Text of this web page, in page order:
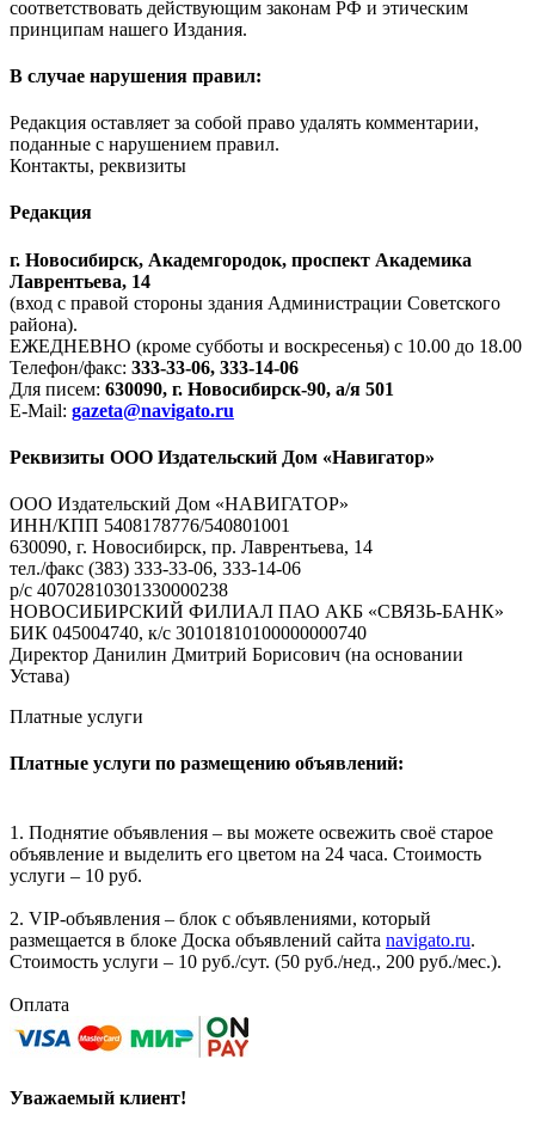
соответствовать действующим законам РФ и этическим
принципам нашего Издания.
В случае нарушения правил:
Редакция оставляет за собой право удалять комментарии,
поданные с нарушением правил.
Контакты, реквизиты
Редакция
г. Новосибирск, Академгородок, проспект Академика
Лаврентьева, 14
(вход с правой стороны здания Администрации Советского
района).
ЕЖЕДНЕВНО (кроме субботы и воскресенья) с 10.00 до 18.00
Телефон/факс: 333-33-06, 333-14-06
Для писем: 630090, г. Новосибирск-90, а/я 501
E-Mail: gazeta@navigato.ru
Реквизиты ООО Издательский Дом «Навигатор»
ООО Издательский Дом «НАВИГАТОР»
ИНН/КПП 5408178776/540801001
630090, г. Новосибирск, пр. Лаврентьева, 14
тел./факс (383) 333-33-06, 333-14-06
р/с 40702810301330000238
НОВОСИБИРСКИЙ ФИЛИАЛ ПАО АКБ «СВЯЗЬ-БАНК»
БИК 045004740, к/с 30101810100000000740
Директор Данилин Дмитрий Борисович (на основании
Устава)
Платные услуги
Платные услуги по размещению объявлений:
1. Поднятие объявления – вы можете освежить своё старое
объявление и выделить его цветом на 24 часа. Стоимость
услуги – 10 руб.
2. VIP-объявления – блок с объявлениями, который
размещается в блоке Доска объявлений сайта navigato.ru.
Стоимость услуги – 10 руб./сут. (50 руб./нед., 200 руб./мес.).
Оплата
Уважаемый клиент!